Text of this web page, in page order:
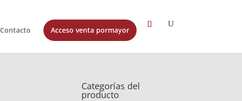
Contacto Acceso venta pormayor
Categorías del
producto